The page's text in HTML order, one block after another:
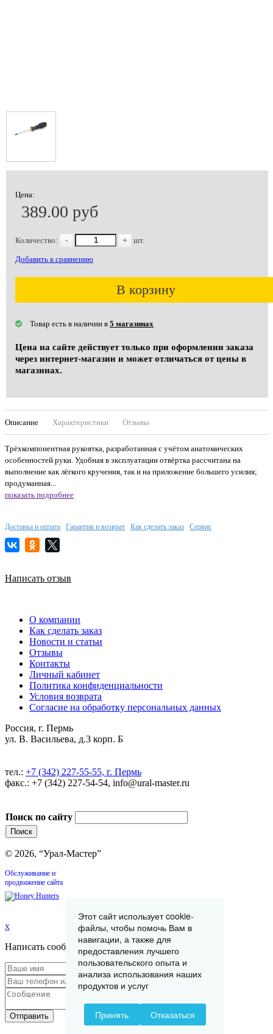
Цена:
389.00 руб
Количество: - + шт.
Добавить к сравнению
В корзину
Товар есть в наличии в 5 магазинах
Цена на сайте действует только при оформлении заказа
через интернет-магазин и может отличаться от цены в
магазинах.
Описание Характеристики Отзывы
Трёхкомпонентная рукоятка, разработанная с учётом анатомических
особенностей руки. Удобная в эксплуатации отвёртка рассчитана на
выполнение как лёгкого кручения, так и на приложение большего усилия;
продуманная...
показать подробнее
Доставка и оплата Гарантия и возврат Как сделать заказ Сервис
Написать отзыв
О компании
Как сделать заказ
Новости и статьи
Отзывы
Контакты
Личный кабинет
Политика конфиденциальности
Условия возврата
Согласие на обработку персональных данных
Россия, г. Пермь
ул. В. Васильева, д.3 корп. Б
тел.: +7 (342) 227-55-55, г. Пермь
факс.: +7 (342) 227-54-54, info@ural-master.ru
Поиск по сайту
© 2026, “Урал-Мастер”
Обслуживание и
продвижение сайта
x
Написать сообщение
Отправить
Этот сайт использует cookie-
файлы, чтобы помочь Вам в
навигации, а также для
предоставления лучшего
пользовательского опыта и
анализа использования наших
продуктов и услуг
Принять Отказаться